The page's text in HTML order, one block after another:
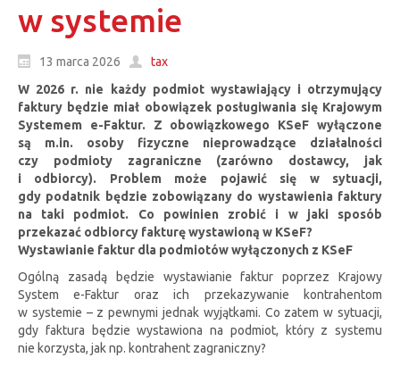
w systemie
13 marca 2026
tax
W 2026 r. nie każdy podmiot wystawiający i otrzymujący
faktury będzie miał obowiązek posługiwania się Krajowym
Systemem e-Faktur. Z obowiązkowego KSeF wyłączone
są m.in. osoby fizyczne nieprowadzące działalności
czy podmioty zagraniczne (zarówno dostawcy, jak
i odbiorcy). Problem może pojawić się w sytuacji,
gdy podatnik będzie zobowiązany do wystawienia faktury
na taki podmiot. Co powinien zrobić i w jaki sposób
przekazać odbiorcy fakturę wystawioną w KSeF?
Wystawianie faktur dla podmiotów wyłączonych z KSeF
Ogólną zasadą będzie wystawianie faktur poprzez Krajowy
System e-Faktur oraz ich przekazywanie kontrahentom
w systemie – z pewnymi jednak wyjątkami. Co zatem w sytuacji,
gdy faktura będzie wystawiona na podmiot, który z systemu
nie korzysta, jak np. kontrahent zagraniczny?